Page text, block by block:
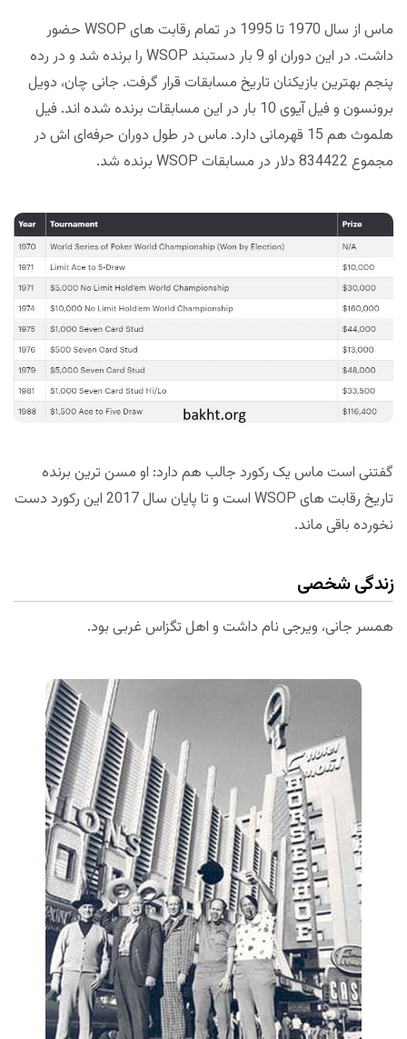
ماس از سال 1970 تا 1995 در تمام رقابت های WSOP حضور
داشت. در این دوران او 9 بار دستبند WSOP را برنده شد و در رده
پنجم بهترین بازیکنان تاریخ مسابقات قرار گرفت. جانی چان، دویل
برونسون و فیل آیوی 10 بار در این مسابقات برنده شده اند. فیل
هلموث هم 15 قهرمانی دارد. ماس در طول دوران حرفه‌ای اش در
مجموع 834422 دلار در مسابقات WSOP برنده شد.
گفتنی است ماس یک رکورد جالب هم دارد: او مسن ترین برنده
تاریخ رقابت های WSOP است و تا پایان سال 2017 این رکورد دست
نخورده باقی ماند.
زندگی شخصی
همسر جانی، ویرجی نام داشت و اهل تگزاس غربی بود.